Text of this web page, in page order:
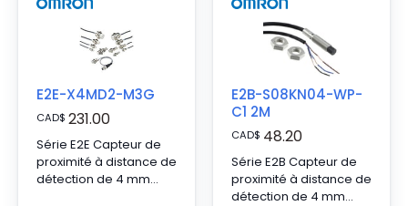
E2E-X4MD2-M3G
CAD$ 231.00
Série E2E Capteur de
proximité à distance de
détection de 4 mm
E2B-S08KN04-WP-
C1 2M
CAD$ 48.20
Série E2B Capteur de
proximité à distance de
détection de 4 mm